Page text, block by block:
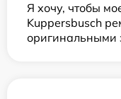
Я хочу, чтобы
Kuppersbusch
оригинальными